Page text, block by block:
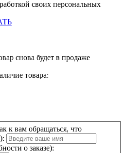
своих персональных
снова будет в продаже
товара:
о заказе):